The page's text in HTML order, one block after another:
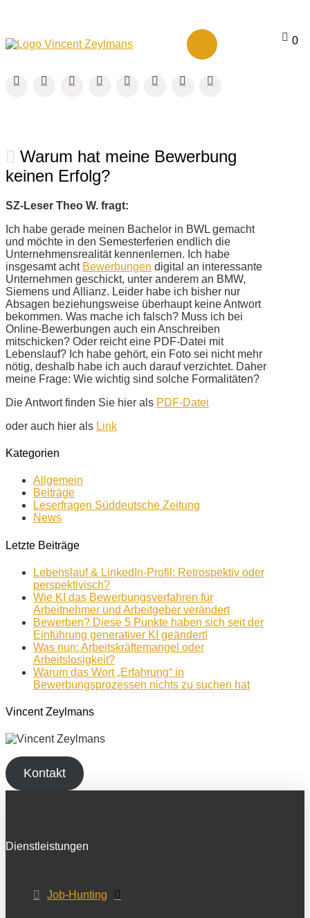
0
Warum hat meine Bewerbung
keinen Erfolg?
SZ-Leser Theo W. fragt:
Ich habe gerade meinen Bachelor in BWL gemacht
und möchte in den Semesterferien endlich die
Unternehmensrealität kennenlernen. Ich habe
insgesamt acht Bewerbungen digital an interessante
Unternehmen geschickt, unter anderem an BMW,
Siemens und Allianz. Leider habe ich bisher nur
Absagen beziehungsweise überhaupt keine Antwort
bekommen. Was mache ich falsch? Muss ich bei
Online-Bewerbungen auch ein Anschreiben
mitschicken? Oder reicht eine PDF-Datei mit
Lebenslauf? Ich habe gehört, ein Foto sei nicht mehr
nötig, deshalb habe ich auch darauf verzichtet. Daher
meine Frage: Wie wichtig sind solche Formalitäten?
Die Antwort finden Sie hier als PDF-Datei
oder auch hier als Link
Kategorien
Allgemein
Beiträge
Leserfragen Süddeutsche Zeitung
News
Letzte Beiträge
Lebenslauf & LinkedIn-Profil: Retrospektiv oder
perspektivisch?
Wie KI das Bewerbungsverfahren für
Arbeitnehmer und Arbeitgeber verändert
Bewerben? Diese 5 Punkte haben sich seit der
Einführung generativer KI geändert!
Was nun: Arbeitskräftemangel oder
Arbeitslosigkeit?
Warum das Wort „Erfahrung“ in
Bewerbungsprozessen nichts zu suchen hat
Vincent Zeylmans
Kontakt
Dienstleistungen
Job-Hunting